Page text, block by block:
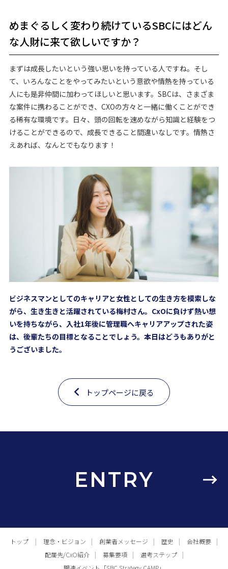
めまぐるしく変わり続けているSBCにはどん
な人財に来て欲しいですか？
まずは成長したいという強い思いを持っている人ですね。そし
て、いろんなことをやってみたいという意欲や情熱を持っている
人にも是非仲間に加わってほしいと思います。SBCは、さまざま
な案件に携わることができ、CXOの方々と一緒に働くことができ
る稀有な環境です。日々、頭の回転を速めながら知識と経験をつ
けることができるので、成長できること間違いなしです。情熱さ
えあれば、なんとでもなります！
ビジネスマンとしてのキャリアと女性としての生き方を模索しな
がら、生き生きと活躍されている梅村さん。CxOに負けず熱い想
いを持ちながら、入社1年後に管理職へキャリアアップされた姿
は、後輩たちの目標となることでしょう。本日はどうもありがと
うございました。
トップページに戻る
ENTRY
トップ 理念・ビジョン 創業者メッセージ 歴史
会社概要
配属先/CxO紹介
募集要項
選考ステップ